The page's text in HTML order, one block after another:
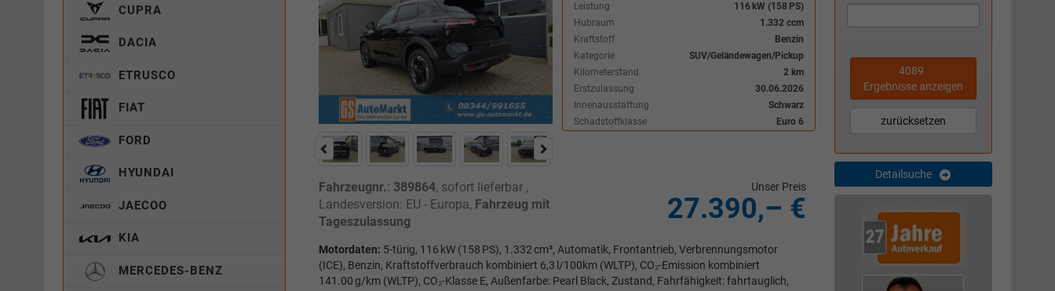
Leistung
116 kW (158 PS)
Hubraum
1.332 ccm
Kraftstoff
Benzin
Kategorie
SUV/Geländewagen/Pickup
Kilometerstand
2 km
Erstzulassung
30.06.2026
Innenausstattung
Schwarz
Schadstoffklasse
Euro 6
Fahrzeugnr.: 389864, sofort lieferbar,
Landesversion: EU - Europa, Fahrzeug mit
Tageszulassung
Unser Preis
27.390,– €
Motordaten: 5-türig, 116 kW (158 PS), 1.332 cm³, Automatik, Frontantrieb, Verbrennungsmotor
(ICE), Benzin, Kraftstoffverbrauch kombiniert 6,3 l/100km (WLTP), CO₂-Emission kombiniert
141.00 g/km (WLTP), CO₂-Klasse E, Außenfarbe: Pearl Black, Zustand, Fahrfähigkeit: fahrtauglich,
CUPRA
DACIA
ETRUSCO
FIAT
FORD
HYUNDAI
JAECOO
KIA
MERCEDES-BENZ
4089
Ergebnisse anzeigen
zurücksetzen
Detailsuche